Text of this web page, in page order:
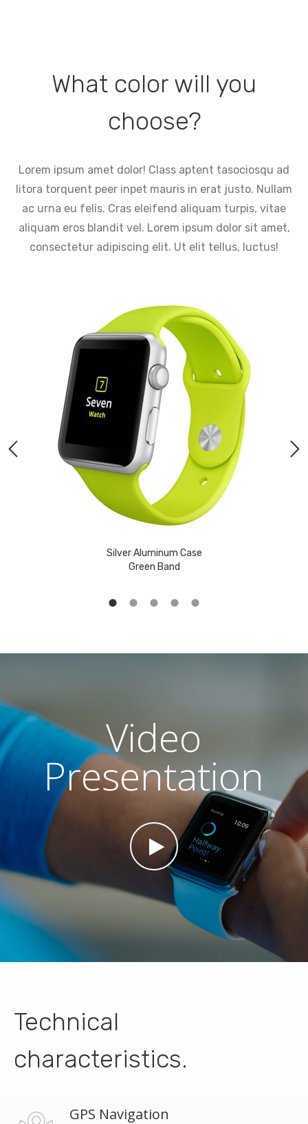
What color will you
choose?
Lorem ipsum amet dolor! Class aptent tasociosqu ad
litora torquent peer inpet mauris in erat justo. Nullam
ac urna eu felis. Cras eleifend aliquam turpis, vitae
aliquam eros blandit vel. Lorem ipsum dolor sit amet,
consectetur adipiscing elit. Ut elit tellus, luctus!
Silver Aluminum Case
Green Band
Video
Presentation
Technical
characteristics.
GPS Navigation